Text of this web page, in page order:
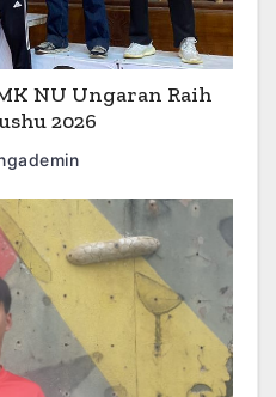
NU Ungaran Raih
2026